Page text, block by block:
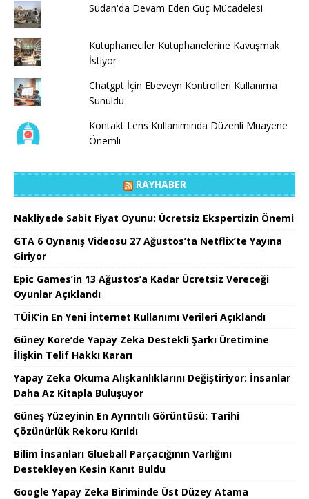
Sudan'da Devam Eden Güç Mücadelesi
Kütüphaneciler Kütüphanelerine Kavuşmak
İstiyor
Chatgpt İçin Ebeveyn Kontrolleri Kullanıma
Sunuldu
Kontakt Lens Kullanımında Düzenli Muayene
Önemli
RAYHABER
Nakliyede Sabit Fiyat Oyunu: Ücretsiz Ekspertizin Önemi
GTA 6 Oynanış Videosu 27 Ağustos’ta Netflix’te Yayına
Giriyor
Epic Games’in 13 Ağustos’a Kadar Ücretsiz Vereceği
Oyunlar Açıklandı
TÜİK’in En Yeni İnternet Kullanımı Verileri Açıklandı
Güney Kore’de Yapay Zeka Destekli Şarkı Üretimine
İlişkin Telif Hakkı Kararı
Yapay Zeka Okuma Alışkanlıklarını Değiştiriyor: İnsanlar
Daha Az Kitapla Buluşuyor
Güneş Yüzeyinin En Ayrıntılı Görüntüsü: Tarihi
Çözünürlük Rekoru Kırıldı
Bilim İnsanları Glueball Parçacığının Varlığını
Destekleyen Kesin Kanıt Buldu
Google Yapay Zeka Biriminde Üst Düzey Atama